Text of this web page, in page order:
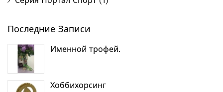
Последние Записи
Именной трофей.
Хоббихорсинг